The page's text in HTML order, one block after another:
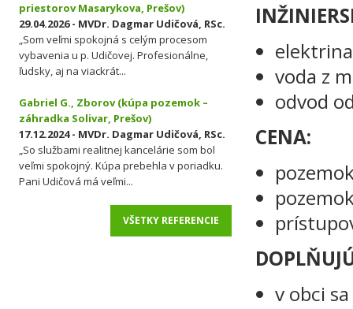
voda z
odvod
CENA:
v obci
priestorov Masarykova, Prešov)
29.04.2026 - MVDr. Dagmar Udičová, RSc.
„Som veľmi spokojná s celým procesom
vybavenia u p. Udičovej. Profesionálne,
ľudsky, aj na viackrát...
Gabriel G., Zborov (kúpa pozemok –
záhradka Solivar, Prešov)
17.12.2024 - MVDr. Dagmar Udičová, RSc.
„So službami realitnej kancelárie som bol
veľmi spokojný. Kúpa prebehla v poriadku.
Pani Udičová má veľmi...
VŠETKY REFERENCIE